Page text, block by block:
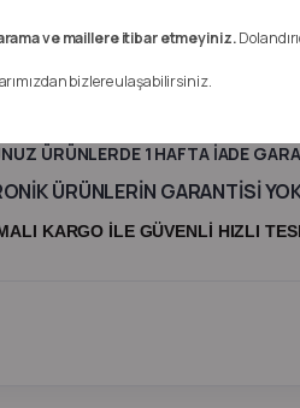
KARGO İLE
DÜŞÜNÜYORSANIZ BİZİMLE
ÜRÜNLERDE 1 HAFTA İADE
ÜRÜNLERİN GARANTİSİ
KARGO İLE GÜVENLİ HIZLI
ve maillere itibar etmeyiniz.
bizlere ulaşabilirsiniz.